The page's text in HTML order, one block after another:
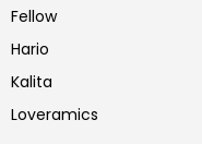
Fellow
Hario
Kalita
Loveramics